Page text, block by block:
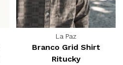
La Paz
Branco Grid Shirt
Ritucky